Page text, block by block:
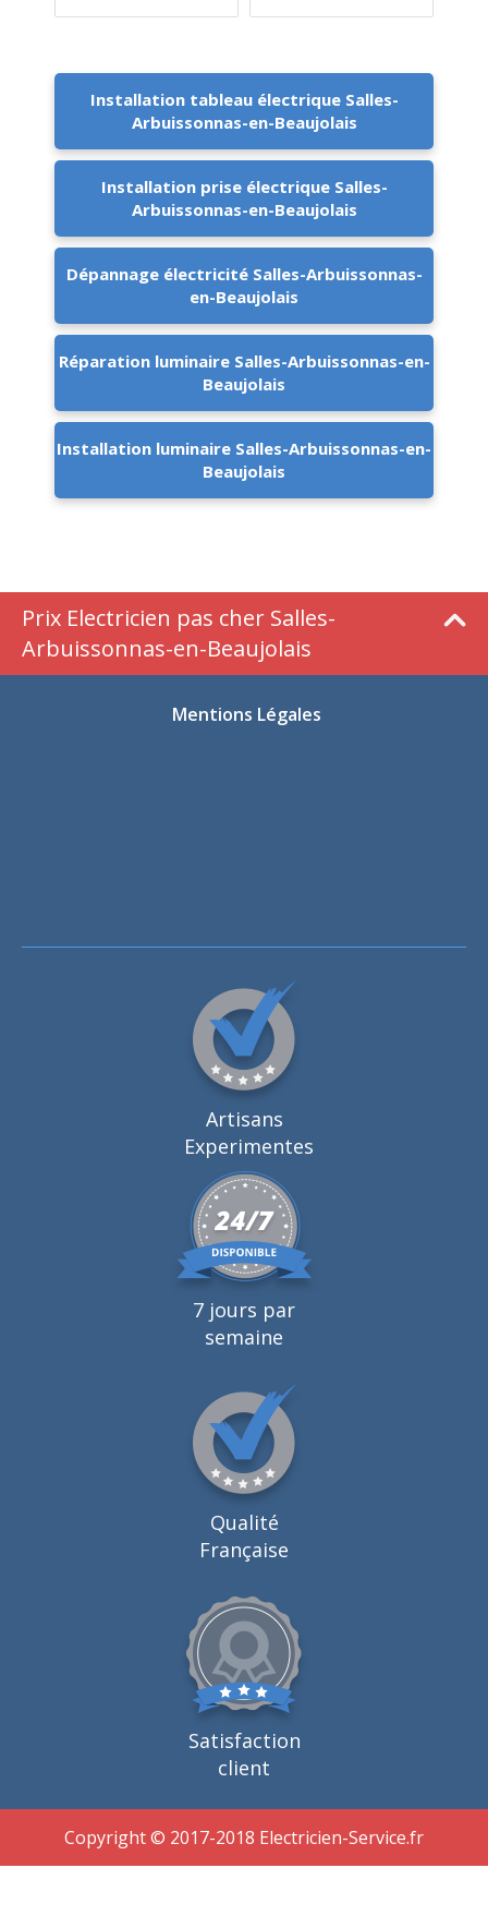
Installation tableau électrique Salles-
Arbuissonnas-en-Beaujolais
Installation prise électrique Salles-
Arbuissonnas-en-Beaujolais
Dépannage électricité Salles-Arbuissonnas-
en-Beaujolais
Réparation luminaire Salles-Arbuissonnas-en-
Beaujolais
Installation luminaire Salles-Arbuissonnas-en-
Beaujolais
Prix Electricien pas cher Salles-
Arbuissonnas-en-Beaujolais
Mentions Légales
Artisans
Experimentes
7 jours par
semaine
Qualité
Française
Satisfaction
client
Copyright © 2017-2018 Electricien-Service.fr